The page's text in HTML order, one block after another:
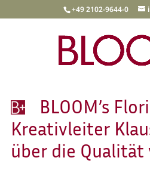
+49 2102-9644-0
BLOOM’s
Kreativleiter
über die Qualität